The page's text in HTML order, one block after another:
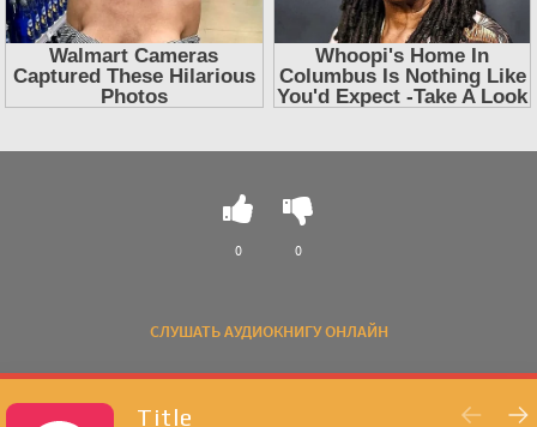
СЛУШАТЬ АУДИОКНИГУ ОНЛАЙН
0 0
Title